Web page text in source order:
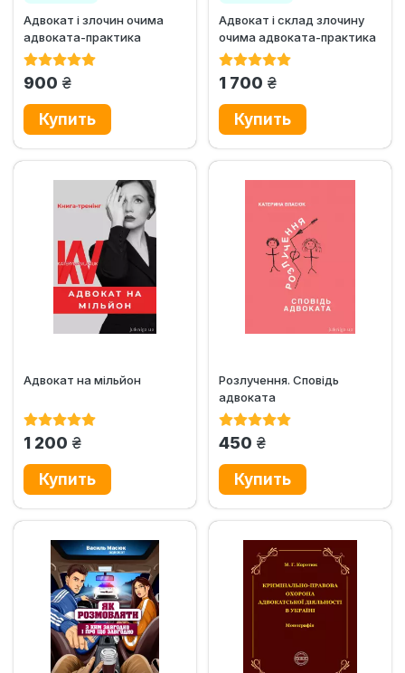
Адвокат і злочин очима
адвоката-практика
900 грн.
Адвокат і склад злочину
очима адвоката-практика
1 700 грн.
Адвокат на мільйон
1 200 грн.
Розлучення. Сповідь
адвоката
450 грн.